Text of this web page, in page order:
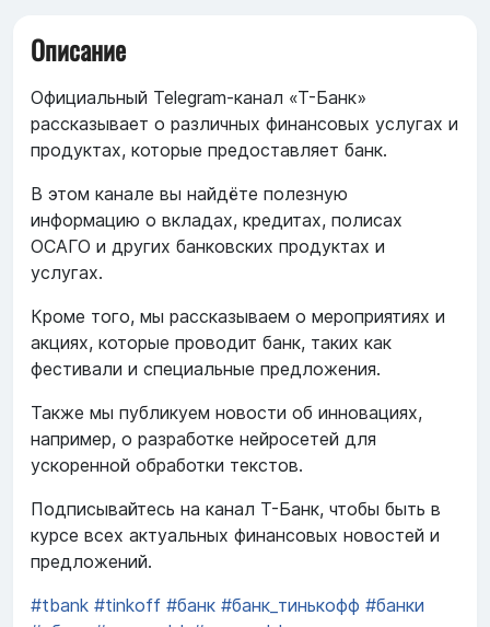
Описание
Официальный Telegram-канал «Т-Банк»
рассказывает о различных финансовых услугах и
продуктах, которые предоставляет банк.
В этом канале вы найдёте полезную
информацию о вкладах, кредитах, полисах
ОСАГО и других банковских продуктах и
услугах.
Кроме того, мы рассказываем о мероприятиях и
акциях, которые проводит банк, таких как
фестивали и специальные предложения.
Также мы публикуем новости об инновациях,
например, о разработке нейросетей для
ускоренной обработки текстов.
Подписывайтесь на канал Т-Банк, чтобы быть в
курсе всех актуальных финансовых новостей и
предложений.
#tbank #tinkoff #банк #банк_тинькофф #банки